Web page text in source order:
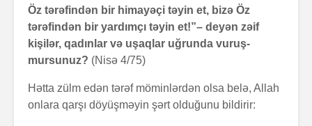
Öz tərəfindən bir himayəçi təyin et, bizə Öz
tərəfindən bir yardımçı təyin et!”– deyən zəif
kişilər, qadınlar və uşaqlar uğrunda vuruş-
mursunuz? (Nisə 4/75)
Hətta zülm edən tərəf möminlərdən olsa belə, Allah
onlara qarşı döyüşməyin şərt olduğunu bildirir: